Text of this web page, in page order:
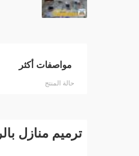
مواصفات أكثر
حالة المنتج
ترميم منازل